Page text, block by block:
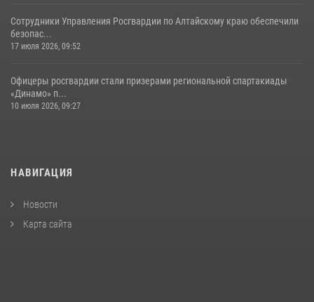
Сотрудники Управления Росгвардии по Алтайскому краю обеспечили
безопас...
17 июля 2026, 09:52
Офицеры росгвардии стали призерами региональной спартакиады
«Динамо» п...
10 июля 2026, 09:27
НАВИГАЦИЯ
Новости
Карта сайта